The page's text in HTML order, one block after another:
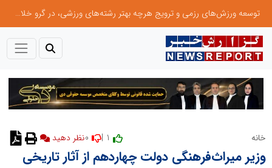
توسعه ورزش‌های رزمی و ترویج هرچه بهتر رشته‌های ورزشی، در گرو خلاقیت و نوآوری است
خانه نظر دهید
وزیر میراث‌فرهنگی دولت چهاردهم از آثار تاریخی